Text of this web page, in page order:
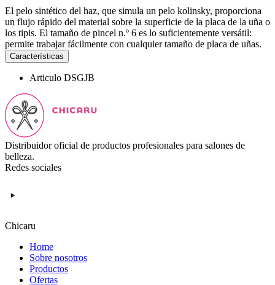
El pelo sintético del haz, que simula un pelo kolinsky, proporciona
un flujo rápido del material sobre la superficie de la placa de la uña o
los tipis. El tamaño de pincel n.º 6 es lo suficientemente versátil:
permite trabajar fácilmente con cualquier tamaño de placa de uñas.
Características
Articulo DSGJB
Distribuidor oficial de productos profesionales para salones de
belleza.
Redes sociales
Chicaru
Home
Sobre nosotros
Productos
Ofertas